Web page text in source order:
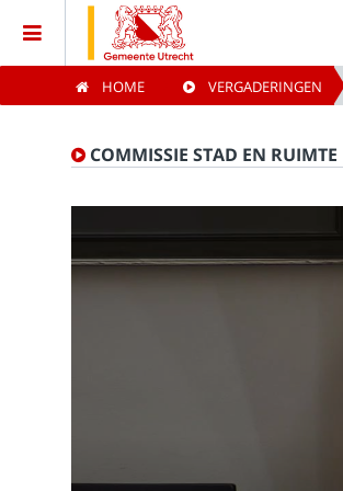
Home
Vergaderingen
Live vergaderingen
HOME VERGADERINGEN
COMMISSIE STAD EN RUIMTE